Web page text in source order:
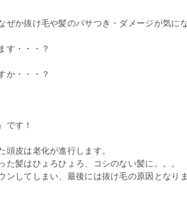
ぜか抜け毛や髪のパサつき・ダメージが気に
す・・・？
か・・・？
です！
皮は老化が進行します。
髪はひょろひょろ、コシのない髪に。。。
ンしてしまい、最後には抜け毛の原因となりま